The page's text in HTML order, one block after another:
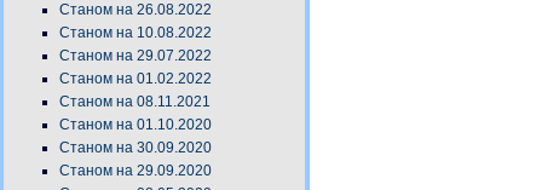
Станом на 26.08.2022
Станом на 10.08.2022
Станом на 29.07.2022
Станом на 01.02.2022
Станом на 08.11.2021
Станом на 01.10.2020
Станом на 30.09.2020
Станом на 29.09.2020